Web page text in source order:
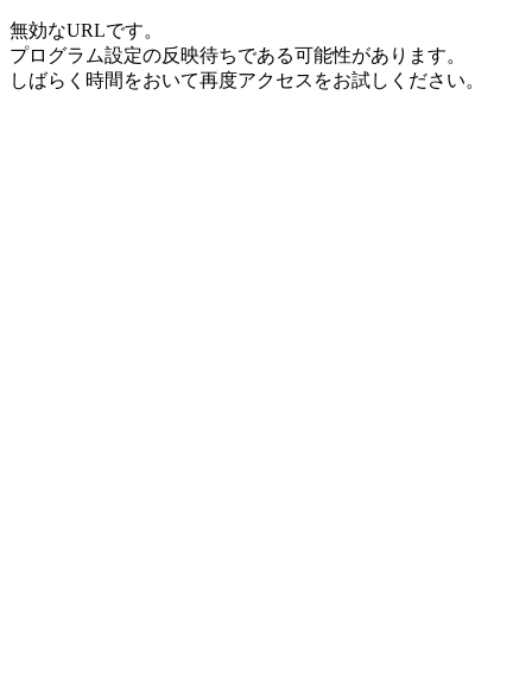
無効なURLです。
プログラム設定の反映待ちである可能性があります。
しばらく時間をおいて再度アクセスをお試しください。